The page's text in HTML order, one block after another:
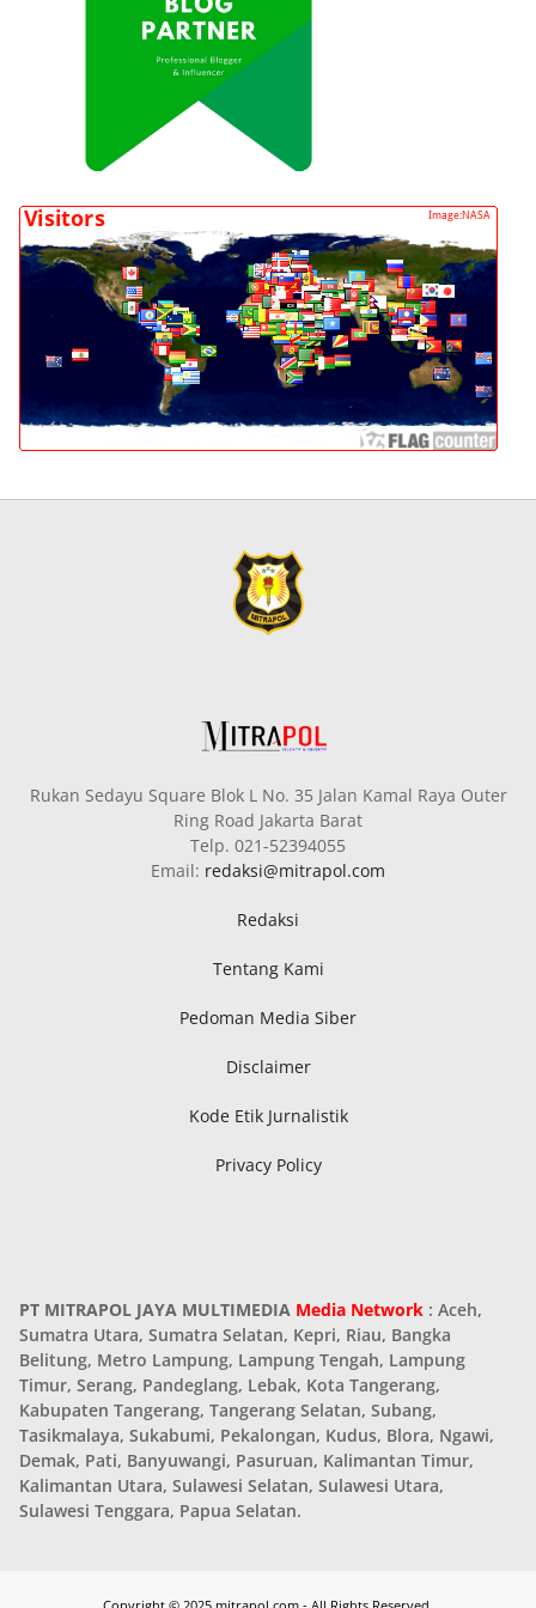
Rukan Sedayu Square Blok L No. 35 Jalan Kamal Raya Outer
Ring Road Jakarta Barat
Telp. 021-52394055
Email: redaksi@mitrapol.com
Redaksi
Tentang Kami
Pedoman Media Siber
Disclaimer
Kode Etik Jurnalistik
Privacy Policy
PT MITRAPOL JAYA MULTIMEDIA Media Network : Aceh,
Sumatra Utara, Sumatra Selatan, Kepri, Riau, Bangka
Belitung, Metro Lampung, Lampung Tengah, Lampung
Timur, Serang, Pandeglang, Lebak, Kota Tangerang,
Kabupaten Tangerang, Tangerang Selatan, Subang,
Tasikmalaya, Sukabumi, Pekalongan, Kudus, Blora, Ngawi,
Demak, Pati, Banyuwangi, Pasuruan, Kalimantan Timur,
Kalimantan Utara, Sulawesi Selatan, Sulawesi Utara,
Sulawesi Tenggara, Papua Selatan.